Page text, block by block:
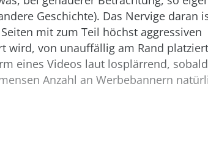
Geschichte). Das Nervige daran
mit zum Teil höchst aggressiven
wird, von unauffällig am Rand
eines Videos laut losplärrend,
Anzahl an Werbebannern